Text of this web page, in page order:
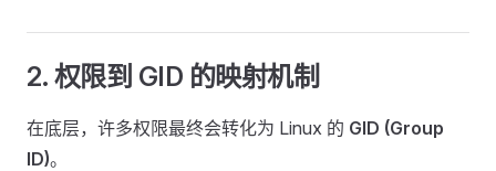
2. 权限到 GID 的映射机制
在底层，许多权限最终会转化为 Linux 的 GID (Group
ID)。